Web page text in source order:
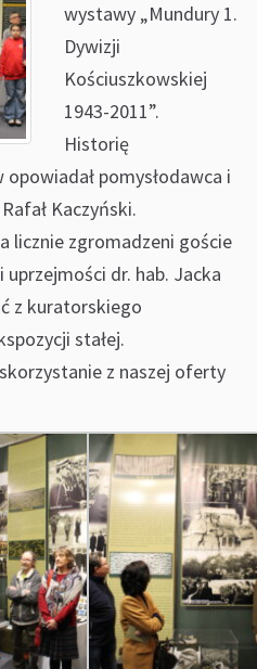
wystawy „Mundury 1.
Dywizji
Kościuszkowskiej
1943-2011”.
Historię
pomysłodawca i
Kaczyński.
licznie zgromadzeni goście
dr. hab. Jacka
z kuratorskiego
stałej.
z naszej oferty